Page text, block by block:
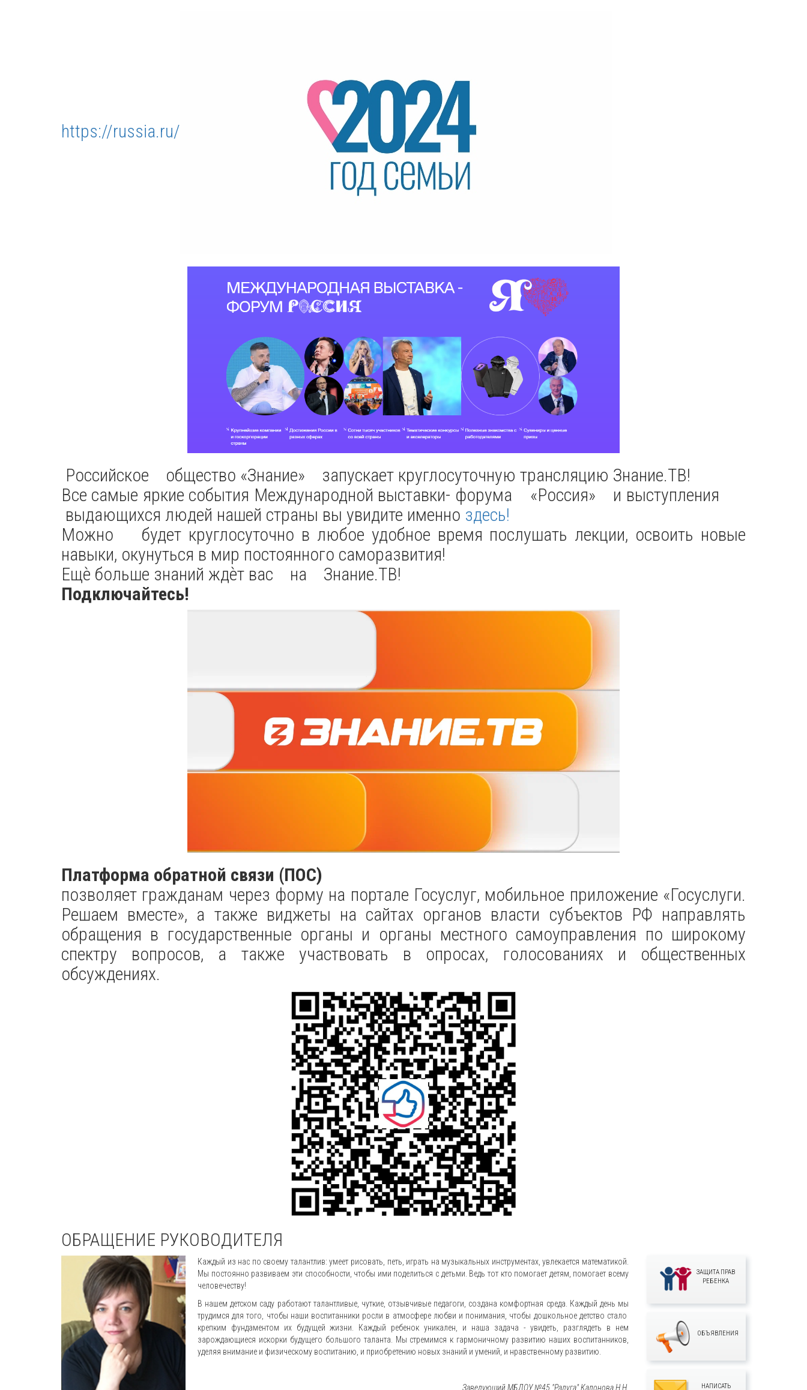
https://russia.ru/
Российское общество «Знание» запускает круглосуточную трансляцию Знание.ТВ!
Все самые яркие события Международной выставки- форума «Россия» и выступления
выдающихся людей нашей страны вы увидите именно здесь!
Можно будет круглосуточно в любое удобное время послушать лекции, освоить новые
навыки, окунуться в мир постоянного саморазвития!
Ещѐ больше знаний ждѐт вас на Знание.ТВ!
Подключайтесь!
Платформа обратной связи (ПОС)
позволяет гражданам через форму на портале Госуслуг, мобильное приложение «Госуслуги.
Решаем вместе», а также виджеты на сайтах органов власти субъектов РФ направлять
обращения в государственные органы и органы местного самоуправления по широкому
спектру вопросов, а также участвовать в опросах, голосованиях и общественных
обсуждениях.
ОБРАЩЕНИЕ РУКОВОДИТЕЛЯ
Каждый из нас по своему талантлив: умеет рисовать, петь, играть на музыкальных инструментах, увлекается математикой.
Мы постоянно развиваем эти способности, чтобы ими поделиться с детьми. Ведь тот кто помогает детям, помогает всему
человечеству!
В нашем детском саду работают талантливые, чуткие, отзывчивые педагоги, создана комфортная среда. Каждый день мы
трудимся для того, чтобы наши воспитанники росли в атмосфере любви и понимания, чтобы дошкольное детство стало
крепким фундаментом их будущей жизни. Каждый ребенок уникален, и наша задача - увидеть, разглядеть в нем
зарождающиеся искорки будущего большого таланта. Мы стремимся к гармоничному развитию наших воспитанников,
уделяя внимание и физическому воспитанию, и приобретению новых знаний и умений, и нравственному развитию.
Заведующий МБДОУ №45 "Радуга" Калонова Н.Н.
ЗАЩИТА ПРАВ
РЕБЕНКА
ОБЪЯВЛЕНИЯ
НАПИСАТЬ